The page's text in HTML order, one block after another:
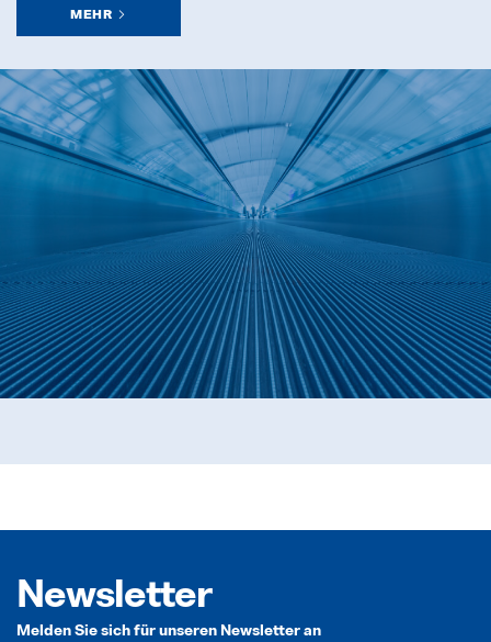
MEHR
Newsletter
Melden Sie sich für unseren Newsletter an